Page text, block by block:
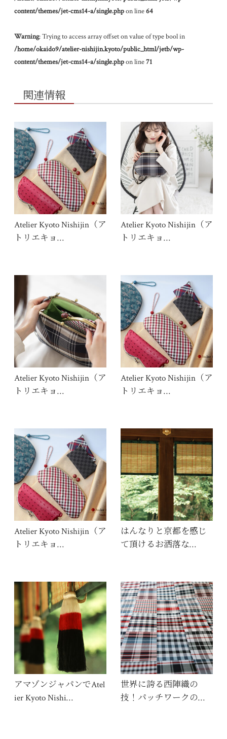
content/themes/jet-cms14-a/single.phpon line64
Warning: Trying to access array offset on value of type bool in
/home/okaido9/atelier-nishijin.kyoto/public_html/jetb/wp-
content/themes/jet-cms14-a/single.phpon line71
関連情報
Atelier Kyoto Nishijin（ア
トリエキョ…
Atelier Kyoto Nishijin（ア
トリエキョ…
Atelier Kyoto Nishijin（ア
トリエキョ…
Atelier Kyoto Nishijin（ア
トリエキョ…
Atelier Kyoto Nishijin（ア
トリエキョ…
はんなりと京都を感じ
て頂けるお洒落な…
アマゾンジャパンでAtel
ier Kyoto Nishi…
世界に誇る西陣織の
技！パッチワークの…